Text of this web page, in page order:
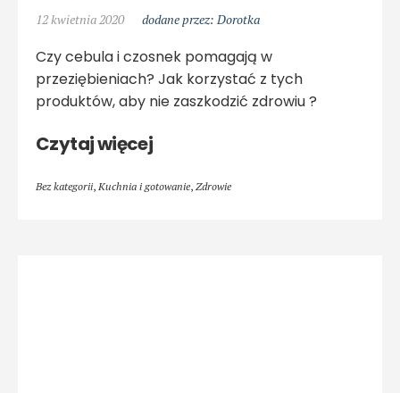
12 kwietnia 2020 dodane przez: Dorotka
Czy cebula i czosnek pomagają w
przeziębieniach? Jak korzystać z tych
produktów, aby nie zaszkodzić zdrowiu ?
Czytaj więcej
Bez kategorii, Kuchnia i gotowanie, Zdrowie